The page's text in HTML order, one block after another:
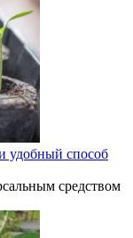
удобный способ
средством